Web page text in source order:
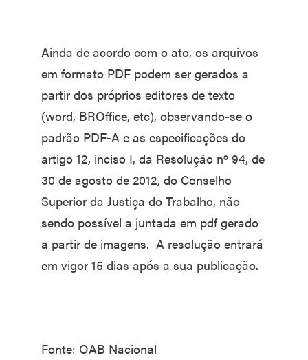
Ainda de acordo com o ato, os arquivos
em formato PDF podem ser gerados a
partir dos próprios editores de texto
(word, BROffice, etc), observando-se o
padrão PDF-A e as especificações do
artigo 12, inciso I, da Resolução nº 94, de
30 de agosto de 2012, do Conselho
Superior da Justiça do Trabalho, não
sendo possível a juntada em pdf gerado
a partir de imagens. A resolução entrará
em vigor 15 dias após a sua publicação.
Fonte: OAB Nacional